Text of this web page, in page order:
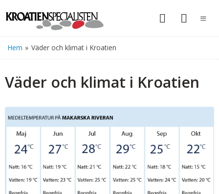
Hem » Väder och klimat i Kroatien
Väder och klimat i Kroatien